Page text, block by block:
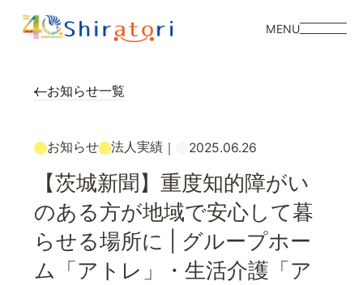
MENU
お知らせ一覧
お知らせ 法人実績 ｜ 2025.06.26
【茨城新聞】重度知的障がい
のある方が地域で安心して暮
らせる場所に | グループホー
ム「アトレ」・生活介護「ア